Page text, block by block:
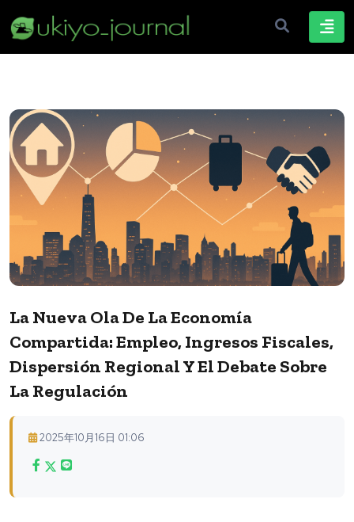
La Nueva Ola De La Economía
Compartida: Empleo, Ingresos Fiscales,
Dispersión Regional Y El Debate Sobre
La Regulación
2025年10月16日 01:06